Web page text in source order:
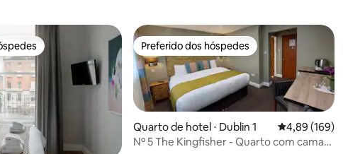
Preferido dos hóspedes
Preferido dos hóspedes
Quarto de hotel ⋅ Dublin 1 4,89 de uma
4,89 (169)
Nº 5 The Kingfisher - Quarto com cama